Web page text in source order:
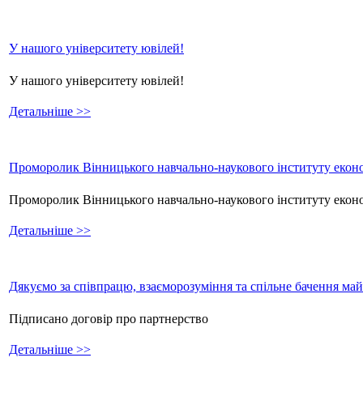
У нашого університету ювілей!
У нашого університету ювілей!
Детальніше >>
Проморолик Вінницького навчально-наукового інституту
Проморолик Вінницького навчально-наукового інституту
Детальніше >>
Дякуємо за співпрацю, взаєморозуміння та спільне бачення
Підписано договір про партнерство
Детальніше >>